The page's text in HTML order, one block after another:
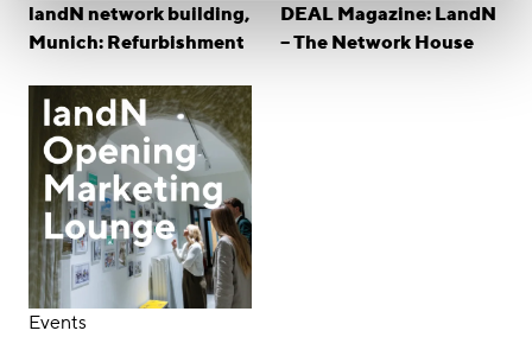
landN network building,
Munich: Refurbishment
DEAL Magazine: LandN
– The Network House
Events